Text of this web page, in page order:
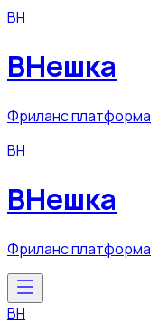
ВН
ВНешка
Фриланс платформа
ВН
ВНешка
Фриланс платформа
ВН